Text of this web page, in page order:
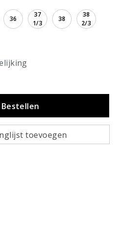
36
37
1/3
38
38
2/3
Bestellen
toevoegen